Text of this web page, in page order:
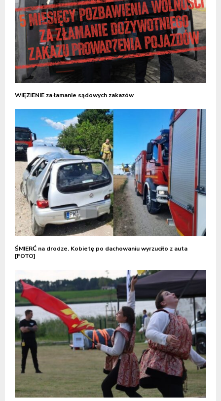
WIĘZIENIE za łamanie sądowych zakazów
ŚMIERĆ na drodze. Kobietę po dachowaniu wyrzuciło z auta
[FOTO]